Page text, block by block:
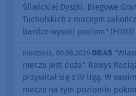
Śliwickiej Dyszki. Biegowe
Tucholskich z mocnym
bardzo wysoki poziom" (FOTO)
niedziela, 09.08.2026 08:45
meczu jest duża". Rawys
przywitał się z IV ligą. W
meczu na tym poziomie